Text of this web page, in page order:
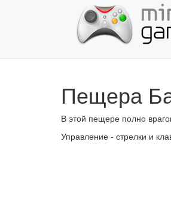
Пещера
В этой пещере полно
Управление - стрелки и